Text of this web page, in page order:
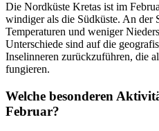
Die Nordküste Kretas ist im
windiger als die Südküste. An der
Temperaturen und weniger
Unterschiede sind auf die
Inselinneren zurückzuführen, die
fungieren.
Welche besonderen
Februar?